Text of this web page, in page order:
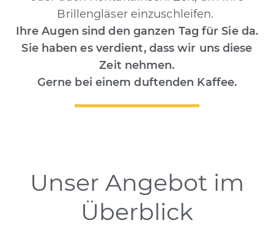
Brillengläser einzuschleifen.
Ihre Augen sind den ganzen Tag für Sie da.
Sie haben es verdient, dass wir uns diese
Zeit nehmen.
Gerne bei einem duftenden Kaffee.
Unser Angebot im
Überblick